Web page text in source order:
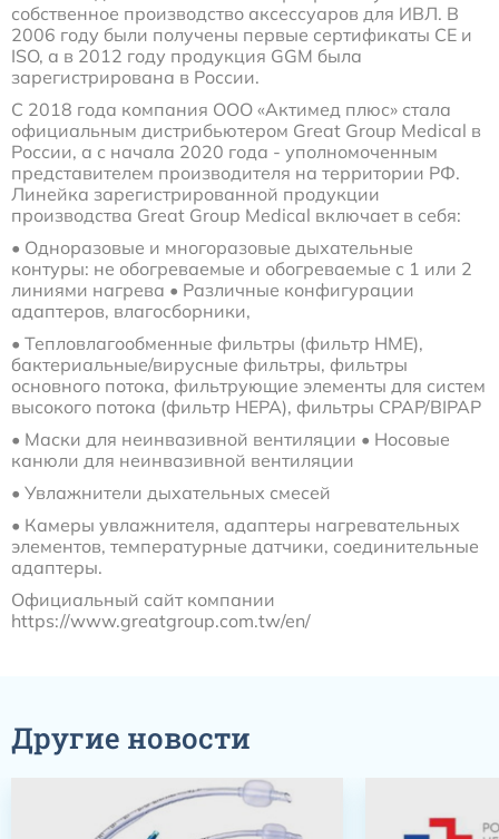
собственное производство аксессуаров для ИВЛ. В
2006 году были получены первые сертификаты CE и
ISO, а в 2012 году продукция GGM была
зарегистрирована в России.
С 2018 года компания ООО «Актимед плюс» стала
официальным дистрибьютером Great Group Medical в
России, а с начала 2020 года - уполномоченным
представителем производителя на территории РФ.
Линейка зарегистрированной продукции
производства Great Group Medical включает в себя:
• Одноразовые и многоразовые дыхательные
контуры: не обогреваемые и обогреваемые с 1 или 2
линиями нагрева • Различные конфигурации
адаптеров, влагосборники,
• Тепловлагообменные фильтры (фильтр HME),
бактериальные/вирусные фильтры, фильтры
основного потока, фильтрующие элементы для систем
высокого потока (фильтр HEPA), фильтры CPAP/BIPAP
• Маски для неинвазивной вентиляции • Носовые
канюли для неинвазивной вентиляции
• Увлажнители дыхательных смесей
• Камеры увлажнителя, адаптеры нагревательных
элементов, температурные датчики, соединительные
адаптеры.
Официальный сайт компании
https://www.greatgroup.com.tw/en/
Другие новости
одноразовые (наркозные)
Маски для неинвазивной вентиляции легких
Переходники и коннекторы угловые для ИВЛ
Аксессуары и принадлежности для трахеостомии
Аспирационные катетеры